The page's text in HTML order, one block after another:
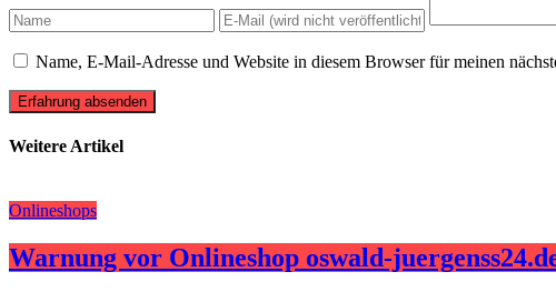
Name, E-Mail-Adresse und Website in diesem Browser für meinen
Erfahrung absenden
Weitere Artikel
Onlineshops
Warnung vor Onlineshop oswald-